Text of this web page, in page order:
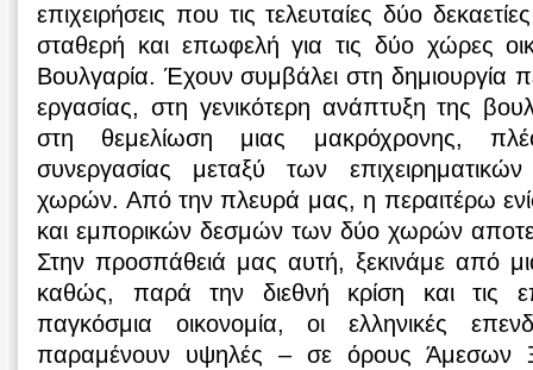
επιχειρήσεις που τις τελευταίες δύο
σταθερή και επωφελή για τις δύο χώρες
Βουλγαρία. Έχουν συμβάλει στη δημιουργία
εργασίας, στη γενικότερη ανάπτυξη της
στη θεμελίωση μιας μακρόχρονης,
συνεργασίας μεταξύ των
χωρών. Από την πλευρά μας, η περαιτέρω
και εμπορικών δεσμών των δύο χωρών
Στην προσπάθειά μας αυτή, ξεκινάμε από
καθώς, παρά την διεθνή κρίση και τις
παγκόσμια οικονομία, οι ελληνικές
παραμένουν υψηλές – σε όρους Άμεσων